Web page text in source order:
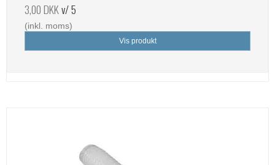
3,00 DKKv/ 5
(inkl. moms)
Vis produkt